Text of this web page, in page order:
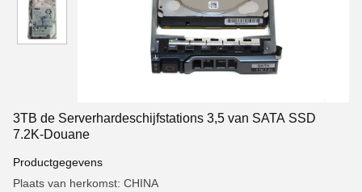
3TB de Serverhardeschijfstations 3,5 van SATA SSD
7.2K-Douane
Productgegevens
Plaats van herkomst: CHINA